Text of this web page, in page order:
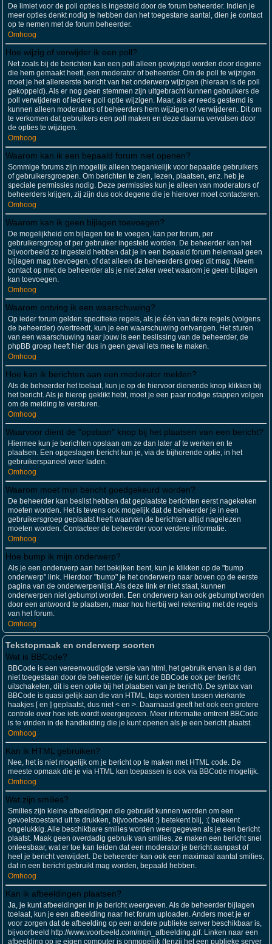
De limiet voor de poll opties is ingesteld door de forum beheerder. Indien je
meer opties denkt nodig te hebben dan het toegestane aantal, dien je contact
op te nemen met de forum beheerder.
Omhoog
Hoe wijzig of verwijder ik een poll?
Net zoals bij de berichten kan een poll alleen gewijzigd worden door degene
die hem gemaakt heeft, een moderator of beheerder. Om de poll te wijzigen
moet je het allereerste bericht van het onderwerp wijzigen (hieraan is de poll
gekoppeld). Als er nog geen stemmen zijn uitgebracht kunnen gebruikers de
poll verwijderen of iedere poll optie wijzigen. Maar, als er reeds gestemd is
kunnen alleen moderators of beheerders hem wijzigen of verwijderen. Dit om
te verkomen dat gebruikers een poll maken en deze daarna vervalsen door
de opties te wijzigen.
Omhoog
Waarom kan ik een bepaald forum niet openen?
Sommige forums zijn mogelijk alleen toegankelijk voor bepaalde gebruikers
of gebruikersgroepen. Om berichten te zien, lezen, plaatsen, enz. heb je
speciale permissies nodig. Deze permissies kun je alleen van moderators of
beheerders krijgen, zij zijn dus ook degene die je hierover moet contacteren.
Omhoog
Waarom kan ik geen bijlagen toevoegen?
De mogelijkheid om bijlagen toe te voegen, kan per forum, per
gebruikersgroep of per gebruiker ingesteld worden. De beheerder kan het
bijvoorbeeld zo ingesteld hebben dat je in een bepaald forum helemaal geen
bijlagen mag toevoegen, of dat alleen de beheerders groep dit mag. Neem
contact op met de beheerder als je niet zeker weet waarom je geen bijlagen
kan toevoegen.
Omhoog
Waarom ontving ik een waarschuwing?
Op ieder forum gelden specifieke regels, als je één van deze regels (volgens
de beheerder) overtreedt, kun je een waarschuwing ontvangen. Het sturen
van een waarschuwing naar jouw is een beslissing van de beheerder, de
phpBB groep heeft hier dus in geen geval iets mee te maken.
Omhoog
Hoe kan ik berichten aan een moderator melden?
Als de beheerder het toelaat, kun je op de hiervoor dienende knop klikken bij
het bericht. Als je hierop geklikt hebt, moet je een paar nodige stappen volgen
om de melding te versturen.
Omhoog
Waarvoor dient de "opslaan" knop bij het plaatsen van een bericht?
Hiermee kun je berichten opslaan om ze dan later af te werken en te
plaatsen. Een opgeslagen bericht kun je, via de bijhorende optie, in het
gebruikerspaneel weer laden.
Omhoog
Waarom moet mijn bericht goedgekeurd worden?
De beheerder kan beslist hebben dat geplaatste berichten eerst nagekeken
moeten worden. Het is tevens ook mogelijk dat de beheerder je in een
gebruikersgroep geplaatst heeft waarvan de berichten altijd nagelezen
moeten worden. Contacteer de beheerder voor verdere informatie.
Omhoog
Hoe bump ik mijn onderwerp?
Als je een onderwerp aan het bekijken bent, kun je klikken op de "bump
onderwerp" link. Hierdoor "bump" je het onderwerp naar boven op de eerste
pagina van de onderwerpenlijst. Als deze link er niet staat, kunnen
onderwerpen niet gebumpt worden. Een onderwerp kan ook gebumpt worden
door een antwoord te plaatsen, maar hou hierbij wel rekening met de regels
van het forum.
Omhoog
Tekstopmaak en onderwerp soorten
Wat is BBCode?
BBCode is een vereenvoudigde versie van html, het gebruik ervan is al dan
niet toegestaan door de beheerder (je kunt de BBCode ook per bericht
uitschakelen, dit is een optie bij het plaatsen van je bericht). De syntax van
BBCode is quasi gelijk aan die van HTML, tags worden tussen vierkante
haakjes [ en ] geplaatst, dus niet < en >. Daarnaast geeft het ook een grotere
controle over hoe iets wordt weergegeven. Meer informatie omtrent BBCode
is te vinden in de handleiding die je kunt openen als je een bericht plaatst.
Omhoog
Kan ik HTML gebruiken?
Nee, het is niet mogelijk om je bericht op te maken met HTML code. De
meeste opmaak die je via HTML kan toepassen is ook via BBCode mogelijk.
Omhoog
Wat zijn smilies?
Smilies zijn kleine afbeeldingen die gebruikt kunnen worden om een
gevoelstoestand uit te drukken, bijvoorbeeld :) betekent blij, :( betekent
ongelukkig. Alle beschikbare smilies worden weergegeven als je een bericht
plaatst. Maak geen overdadig gebruik van smilies, ze maken een bericht snel
onleesbaar, wat er toe kan leiden dat een moderator je bericht aanpast of
heel je bericht verwijdert. De beheerder kan ook een maximaal aantal smilies,
dat in een bericht gebruikt mag worden, bepaald hebben.
Omhoog
Kan ik afbeeldingen plaatsen?
Ja, je kunt afbeeldingen in je bericht weergeven. Als de beheerder bijlagen
toelaat, kun je een afbeelding naar het forum uploaden. Anders moet je er
voor zorgen dat de afbeelding op een andere publieke server beschikbaar is,
bijvoorbeeld http://www.voorbeeld.com/mijn_afbeelding.gif. Linken naar een
afbeelding op je eigen computer is onmogelijk (tenzij het een publieke server